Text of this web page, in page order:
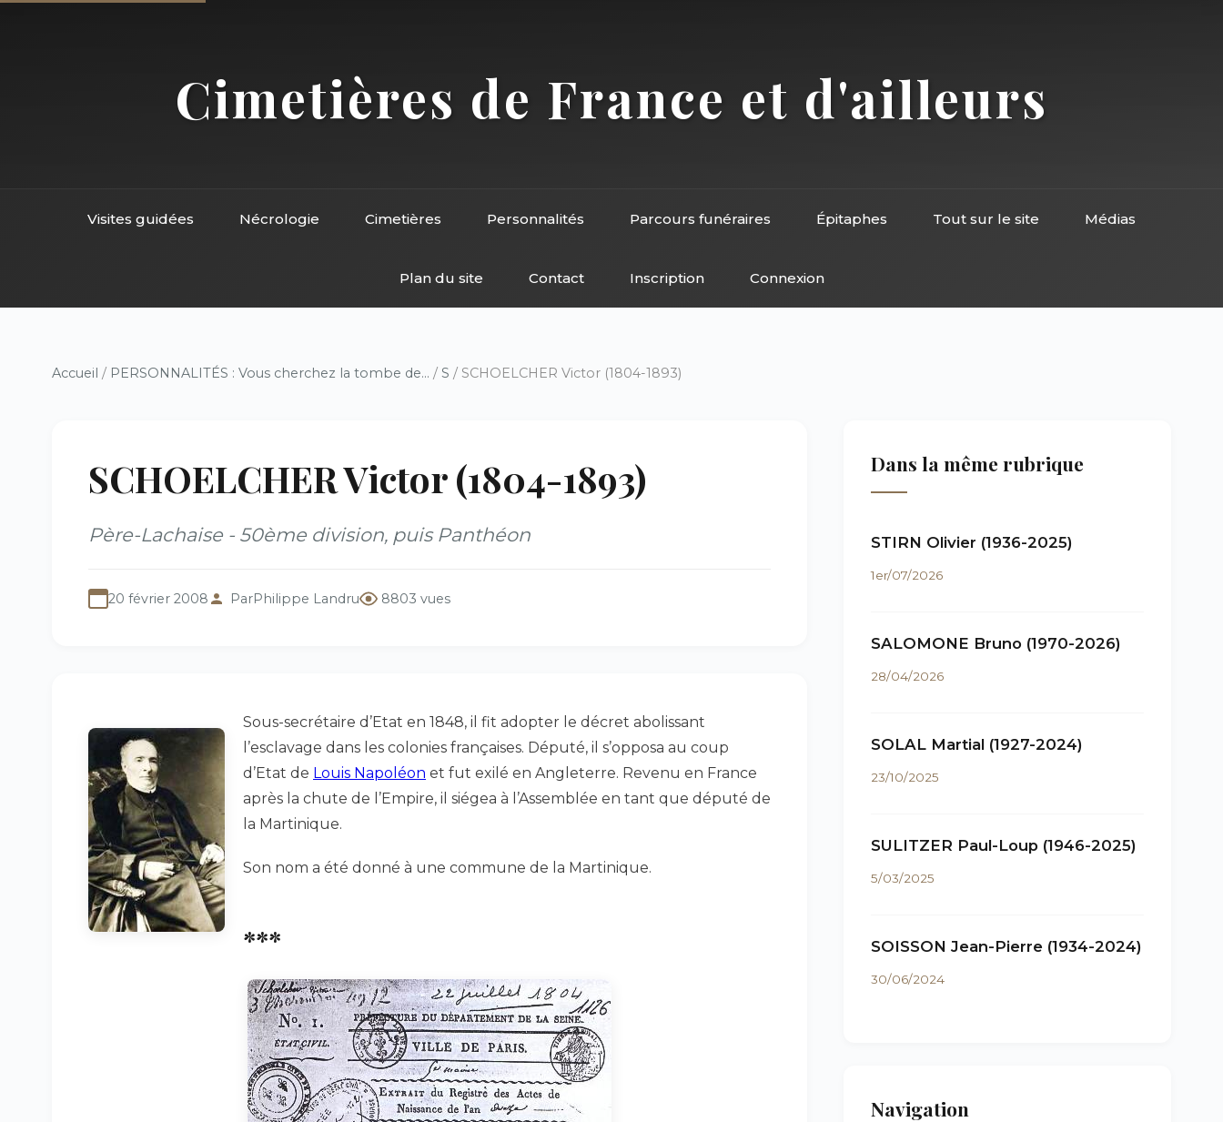
Cimetières de France et d'ailleurs
Visites guidées Nécrologie Cimetières Personnalités Parcours funéraires Épitaphes Tout sur le site Médias
Plan du site Contact Inscription Connexion
Accueil / PERSONNALITÉS : Vous cherchez la tombe de... / S / SCHOELCHER Victor (1804-1893)
SCHOELCHER Victor (1804-1893)
Père-Lachaise - 50ème division, puis Panthéon
20 février 2008 ParPhilippe Landru 8803 vues
Sous-secrétaire d’Etat en 1848, il fit adopter le décret abolissant
l’esclavage dans les colonies françaises. Député, il s’opposa au coup
d’Etat de Louis Napoléon et fut exilé en Angleterre. Revenu en France
après la chute de l’Empire, il siégea à l’Assemblée en tant que député de
la Martinique.
Son nom a été donné à une commune de la Martinique.
***
Dans la même rubrique
STIRN Olivier (1936-2025)
1er/07/2026
SALOMONE Bruno (1970-2026)
28/04/2026
SOLAL Martial (1927-2024)
23/10/2025
SULITZER Paul-Loup (1946-2025)
5/03/2025
SOISSON Jean-Pierre (1934-2024)
30/06/2024
Navigation